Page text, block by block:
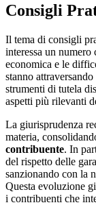
Consigli
Il tema di consigli
interessa un
economica e le
stanno
strumenti di tutela
aspetti più rilevanti
La giurisprudenza
materia,
contribuente. In
del rispetto delle
sanzionando con la
Questa evoluzione
i contribuenti che